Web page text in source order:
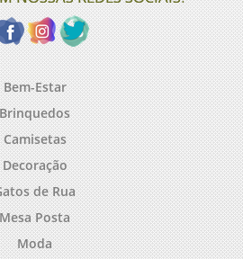
Bem-Estar
Brinquedos
Camisetas
Decoração
de Rua
Mesa Posta
Moda